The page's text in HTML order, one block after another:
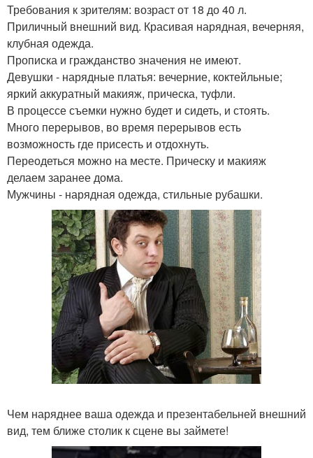
Требования к зрителям: возраст от 18 до 40 л.
Приличный внешний вид. Красивая нарядная, вечерняя,
клубная одежда.
Прописка и гражданство значения не имеют.
Девушки - нарядные платья: вечерние, коктейльные;
яркий аккуратный макияж, прическа, туфли.
В процессе съемки нужно будет и сидеть, и стоять.
Много перерывов, во время перерывов есть
возможность где присесть и отдохнуть.
Переодеться можно на месте. Прическу и макияж
делаем заранее дома.
Мужчины - нарядная одежда, стильные рубашки.
Чем наряднее ваша одежда и презентабельней внешний
вид, тем ближе столик к сцене вы займете!